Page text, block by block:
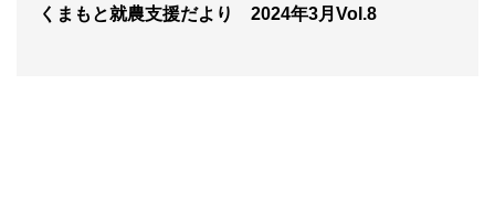
くまもと就農支援だより 2024年3月Vol.8